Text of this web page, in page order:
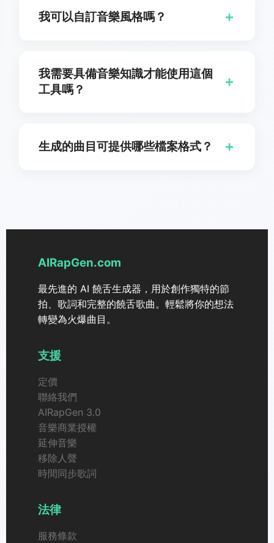
符合您願景的完美曲目。
我可以自訂音樂風格嗎？ +
緒,節奏,樂器和人聲風格,以完美匹配您文字的情感與主
我需要具備音樂知識才能使用這個
工具嗎？
+
的介面與 AI 技術都能讓你輕鬆地從任何文字輸入創作
生成的曲目可提供哪些檔案格式？ +
AIRapGen.com
最先進的 AI 饒舌生成器，用於創作獨特的節
拍、歌詞和完整的饒舌歌曲。輕鬆將你的想法
轉變為火爆曲目。
支援
定價
聯絡我們
AIRapGen 3.0
音樂商業授權
延伸音樂
移除人聲
時間同步歌詞
法律
服務條款